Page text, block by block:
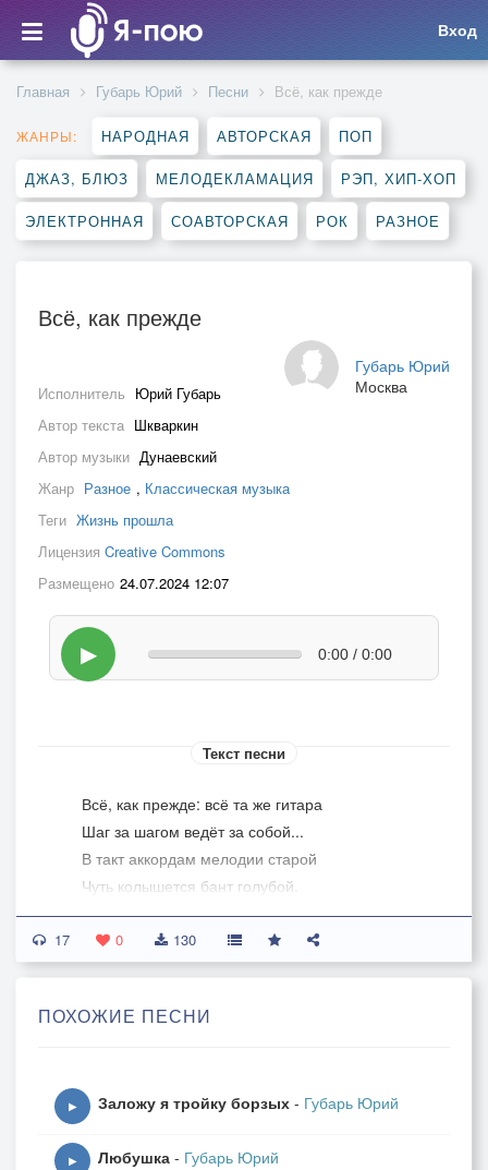
Вход
Главная Губарь Юрий Песни Всё, как прежде
ЖАНРЫ: НАРОДНАЯ АВТОРСКАЯ ПОП
ДЖАЗ, БЛЮЗ МЕЛОДЕКЛАМАЦИЯ РЭП, ХИП-ХОП
ЭЛЕКТРОННАЯ СОАВТОРСКАЯ РОК РАЗНОЕ
Всё, как прежде
Губарь Юрий
Москва
Исполнитель Юрий Губарь
Автор текста Шкваркин
Автор музыки Дунаевский
Жанр Разное , Классическая музыка
Теги Жизнь прошла
Лицензия Creative Commons
Размещено 24.07.2024 12:07
▶ 0:00 / 0:00
Текст песни
Всё, как прежде: всё та же гитара
Шаг за шагом ведёт за собой...
В такт аккордам мелодии старой
Чуть колышется бант голубой.
Всё как прежде, но только седеет,
Серебрится моя голова,
Нанизать на аккорды слова.
Я смеялся, и плакал, и пел.
Оглянуться на жизнь не успел.
17 0 130
ПОХОЖИЕ ПЕСНИ
▶ Заложу я тройку борзых - Губарь Юрий
▶ Любушка - Губарь Юрий